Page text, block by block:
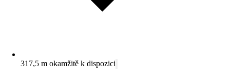
317,5 m okamžitě k dispozici